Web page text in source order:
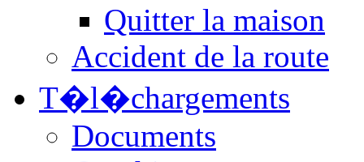
Quitter la maison
Accident de la route
T�l�chargements
Documents